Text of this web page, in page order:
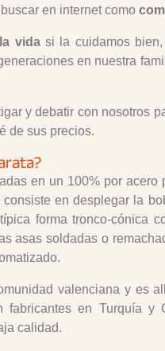
en internet como
vidasi la cuidamos bien,
en nuestra
y debatir con nosotros
de sus precios.
en un 100% por
en desplegar la
forma tronco-cónica
asas soldadas o
valenciana y es
fabricantes en Turquía y
calidad.